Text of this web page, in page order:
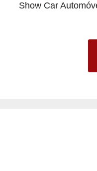
Show Car